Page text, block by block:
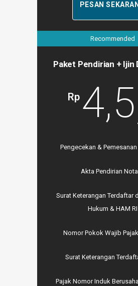
PESAN
Recommended
Paket Pendirian + Ijin
Rp 4,5
Pengecekan & Pemesanan
Akta Pendirian
Surat Keterangan Terdaftar
Hukum & HAM RI
Nomor Pokok Wajib
Surat Keterangan
Pajak Nomor Induk